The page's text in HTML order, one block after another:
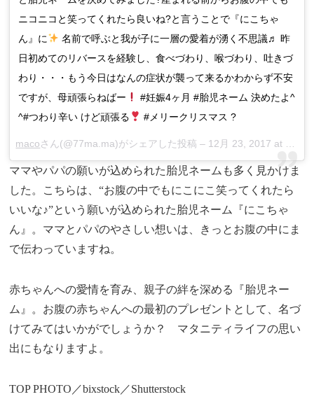
ニコニコと笑ってくれたら良いね?と言うことで『にこちゃ
ん』に
名前で呼ぶと我が子に一層の愛着が湧く不思議♬ 昨
日初めてのリバースを経験し、食べづわり、喉づわり、吐きづ
わり・・・もう今日はなんの症状が襲って来るかわからず不安
ですが、母頑張らねばー
#妊娠4ヶ月 #胎児ネーム 決めたよ^
^#つわり辛い けど頑張る
#メリークリスマス ?
macoさん(@77ma.ma)がシェアした投稿 – 12月 23, 2017 at 4:48午後 PST
ママやパパの願いが込められた胎児ネームも多く見かけま
した。こちらは、“お腹の中でもにこにこ笑ってくれたら
いいな♪”という願いが込められた胎児ネーム『にこちゃ
ん』。ママとパパのやさしい想いは、きっとお腹の中にま
で伝わっていますね。
赤ちゃんへの愛情を育み、親子の絆を深める『胎児ネー
ム』。お腹の赤ちゃんへの最初のプレゼントとして、名づ
けてみてはいかがでしょうか？ マタニティライフの思い
出にもなりますよ。
TOP PHOTO／bixstock／Shutterstock